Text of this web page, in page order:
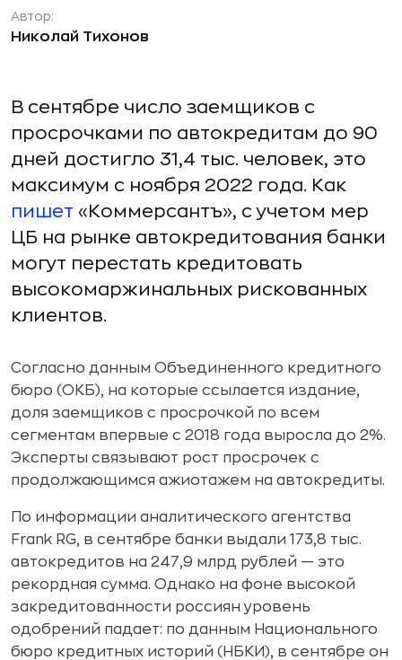
Автор:
Николай Тихонов
В сентябре число заемщиков с
просрочками по автокредитам до 90
дней достигло 31,4 тыс. человек, это
максимум с ноября 2022 года. Как
пишет «Коммерсантъ», с учетом мер
ЦБ на рынке автокредитования банки
могут перестать кредитовать
высокомаржинальных рискованных
клиентов.
Согласно данным Объединенного кредитного
бюро (ОКБ), на которые ссылается издание,
доля заемщиков с просрочкой по всем
сегментам впервые с 2018 года выросла до 2%.
Эксперты связывают рост просрочек с
продолжающимся ажиотажем на автокредиты.
По информации аналитического агентства
Frank RG, в сентябре банки выдали 173,8 тыс.
автокредитов на 247,9 млрд рублей — это
рекордная сумма. Однако на фоне высокой
закредитованности россиян уровень
одобрений падает: по данным Национального
бюро кредитных историй (НБКИ), в сентябре он